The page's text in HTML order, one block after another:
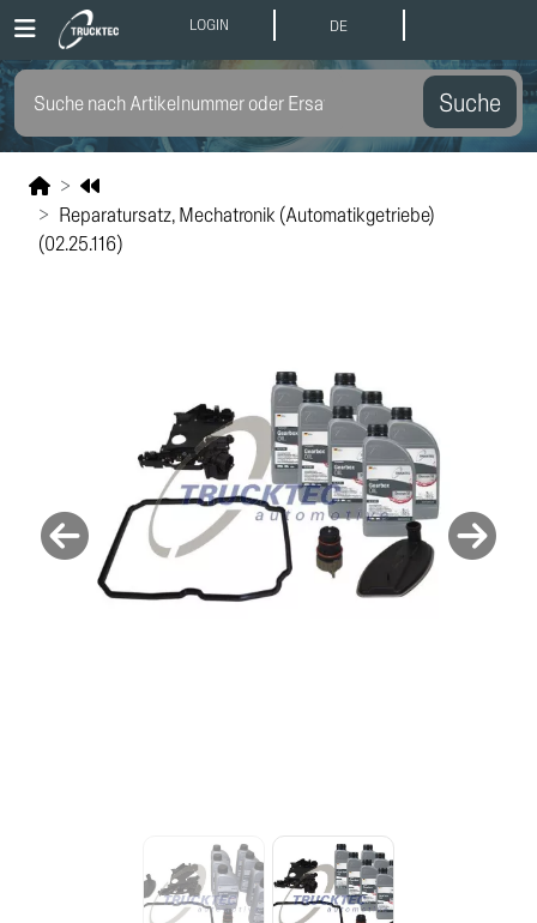
LOGIN DE
Suche
Reparatursatz, Mechatronik (Automatikgetriebe)
(02.25.116)